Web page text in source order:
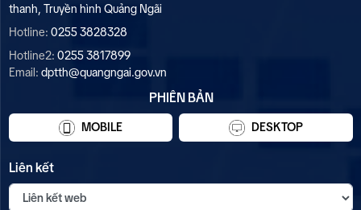
thanh, Truyền hình Quảng Ngãi
Hotline: 0255 3828328
Hotline2: 0255 3817899
Email: dptth@quangngai.gov.vn
PHIÊN BẢN
MOBILE DESKTOP
Liên kết